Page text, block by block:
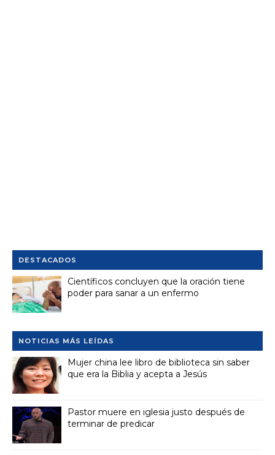
DESTACADOS
Científicos concluyen que la oración tiene
poder para sanar a un enfermo
NOTICIAS MÁS LEÍDAS
Mujer china lee libro de biblioteca sin saber
que era la Biblia y acepta a Jesús
Pastor muere en iglesia justo después de
terminar de predicar